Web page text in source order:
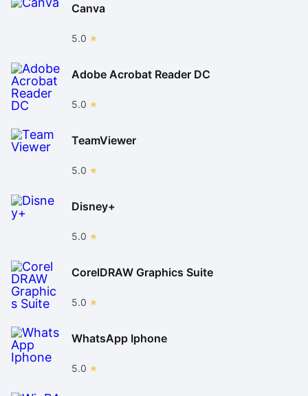
Canva
5.0
Adobe Acrobat Reader DC
5.0
TeamViewer
5.0
Disney+
5.0
CorelDRAW Graphics Suite
5.0
WhatsApp Iphone
5.0